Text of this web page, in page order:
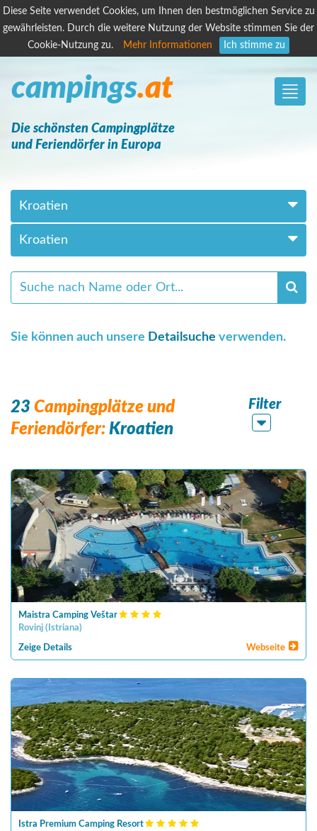
Diese Seite verwendet Cookies, um Ihnen den bestmöglichen Service zu
gewährleisten. Durch die weitere Nutzung der Website stimmen Sie der
Cookie-Nutzung zu.
Mehr Informationen Ich stimme zu
Toggle
campings.at
Die schönsten Campingplätze
und Feriendörfer in Europa
Kroatien
Kroatien
Sie können auch unsere Detailsuche verwenden.
23 Campingplätze und
Feriendörfer: Kroatien
Filter
Maistra Camping Veštar
Rovinj ( Istriana)
Zeige Details Webseite
Istra Premium Camping Resort